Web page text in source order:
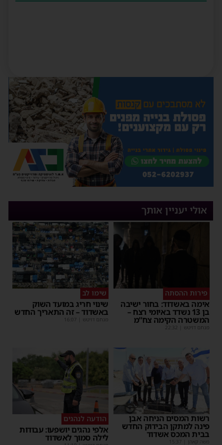
אולי יעניין אותך
פירות ההסתה
אימה באשדוד: בחור ישיבה
בן 13 נשדד באיומי רצח –
המשטרה הקימה צח”מ
מנחם דויטש 22:32
שימו לב
שינוי חריג במועד השוק
באשדוד – זה התאריך החדש
מנחם דויטש 16:07
רשות המסים הניחה אבן
פינה למתקן הבידוק החדש
בבית המכס אשדוד
משה קאהן 15:37
הודעה לנהגים
אלפי נהגים יושפעו: עבודות
לילה סמוך לאשדוד